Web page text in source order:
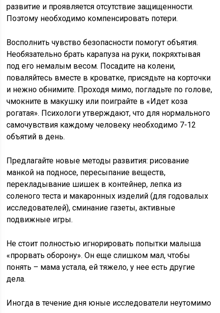
развитие и проявляется отсутствие защищенности.
Поэтому необходимо компенсировать потери.
Восполнить чувство безопасности помогут объятия.
Необязательно брать карапуза на руки, покряхтывая
под его немалым весом. Посадите на колени,
поваляйтесь вместе в кроватке, присядьте на корточки
и нежно обнимите. Проходя мимо, погладьте по голове,
чмокните в макушку или поиграйте в «Идет коза
рогатая». Психологи утверждают, что для нормального
самочувствия каждому человеку необходимо 7-12
объятий в день.
Предлагайте новые методы развития: рисование
манкой на подносе, пересыпание веществ,
перекладывание шишек в контейнер, лепка из
соленого теста и макаронных изделий (для годовалых
исследователей), сминание газеты, активные
подвижные игры.
Не стоит полностью игнорировать попытки малыша
«прорвать оборону». Он еще слишком мал, чтобы
понять – мама устала, ей тяжело, у нее есть другие
дела.
Иногда в течение дня юные исследователи неутомимо